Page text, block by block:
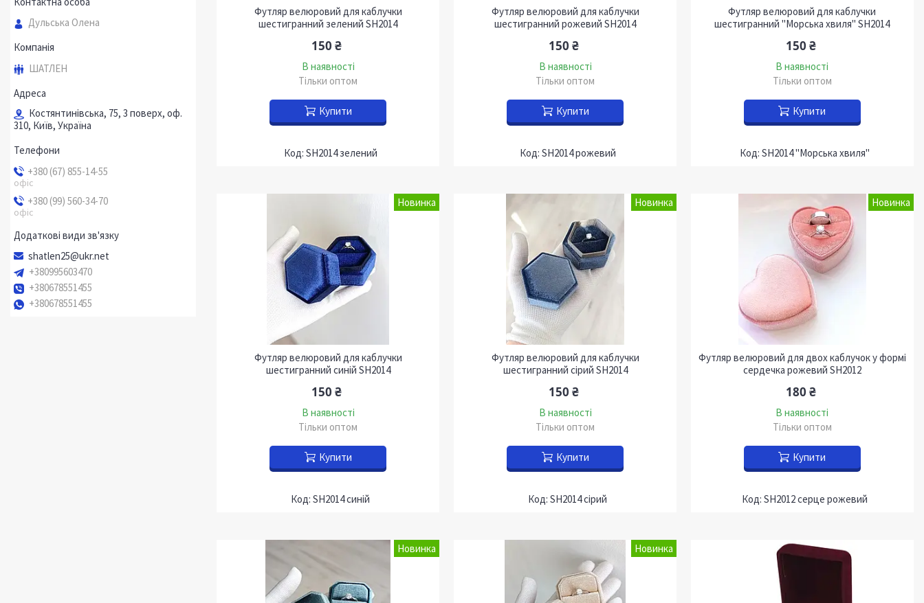
Футляр велюровий для каблучки
шестигранний зелений SH2014
150 ₴
В наявності
Тільки оптом
Купити
SH2014 зелений
Футляр велюровий для каблучки
шестигранний рожевий SH2014
150 ₴
В наявності
Тільки оптом
Купити
SH2014 рожевий
Футляр велюровий для каблучки
шестигранний "Морська хвиля" SH2014
150 ₴
В наявності
Тільки оптом
Купити
SH2014 "Морська хвиля"
Новинка
Футляр велюровий для каблучки
шестигранний синій SH2014
150 ₴
В наявності
Тільки оптом
Купити
SH2014 синій
Новинка
Футляр велюровий для каблучки
шестигранний сірий SH2014
150 ₴
В наявності
Тільки оптом
Купити
SH2014 сірий
Новинка
Футляр велюровий для двох каблучок у формі
сердечка рожевий SH2012
180 ₴
В наявності
Тільки оптом
Купити
SH2012 серце рожевий
Новинка Новинка
Дульська Олена
ШАТЛЕН
Костянтинівська, 75, 3 поверх, оф.
310, Київ, Україна
+380 (67) 855-14-55
офіс
+380 (99) 560-34-70
офіс
shatlen25@ukr.net
+380995603470
+380678551455
+380678551455